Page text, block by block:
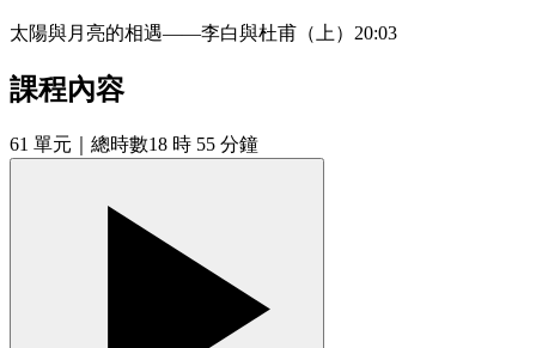
太陽與月亮的相遇——李白與杜甫（上） 20:03
課程內容
61 單元 ｜總時數18 時 55 分鐘